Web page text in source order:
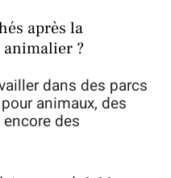
après la
?
dans des parcs
animaux, des
des